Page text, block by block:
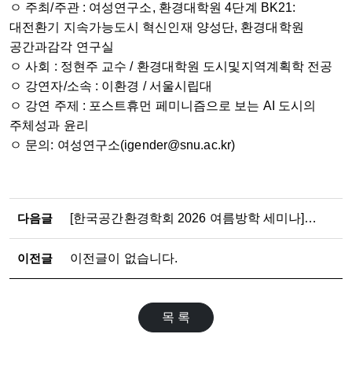
ㅇ 주최/주관 : 여성연구소, 환경대학원 4단계 BK21:
대전환기 지속가능도시 혁신인재 양성단, 환경대학원
공간과감각 연구실
ㅇ 사회 : 정현주 교수 / 환경대학원 도시및지역계획학 전공
ㅇ 강연자/소속 : 이환경 / 서울시립대
ㅇ 강연 주제 : 포스트휴먼 페미니즘으로 보는 AI 도시의
주체성과 윤리
ㅇ 문의: 여성연구소(igender@snu.ac.kr)
다음글 [한국공간환경학회 2026 여름방학 세미나] 누구의 공간인가: 공공공간을 둘러싼 비판적 도시연구
이전글 이전글이 없습니다.
목 록